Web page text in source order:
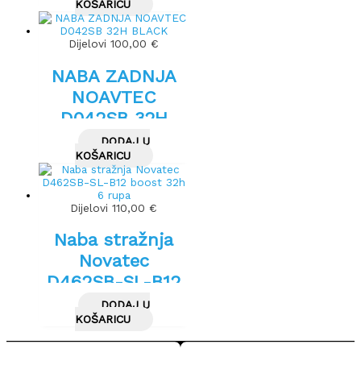
KOŠARICU
Dijelovi 100,00 €
NABA ZADNJA
NOAVTEC
D042SB 32H
BLACK
DODAJ U
KOŠARICU
Dijelovi 110,00 €
Naba stražnja
Novatec
D462SB-SL-B12
boost 32h 6
rupa
DODAJ U
KOŠARICU